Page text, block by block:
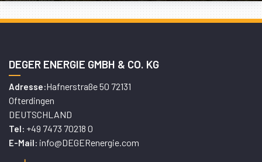
DEGER ENERGIE GMBH & CO. KG
Adresse:Hafnerstraße 50 72131
Ofterdingen
DEUTSCHLAND
Tel: +49 7473 70218 0
E-Mail: info@DEGERenergie.com